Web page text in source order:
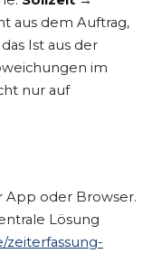
aus dem Auftrag,
Ist aus der
im
nur auf
App oder Browser.
Lösung
zeiterfassung-